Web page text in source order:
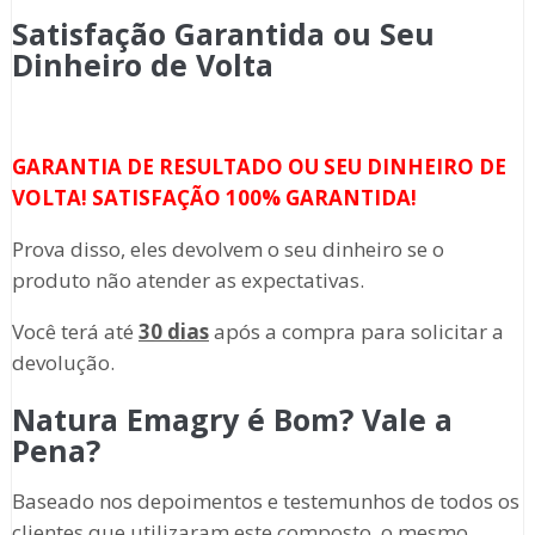
Satisfação Garantida ou Seu
Dinheiro de Volta
GARANTIA DE RESULTADO OU SEU DINHEIRO DE
VOLTA! SATISFAÇÃO 100% GARANTIDA!
Prova disso, eles devolvem o seu dinheiro se o
produto não atender as expectativas.
Você terá até 30 diasapós a compra para solicitar a
devolução.
Natura Emagry é Bom? Vale a
Pena?
Baseado nos depoimentos e testemunhos de todos os